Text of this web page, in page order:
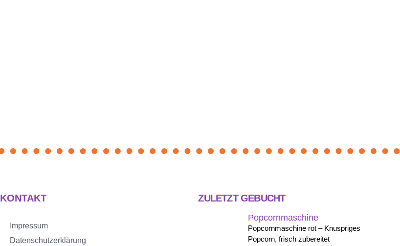
KONTAKT
Impressum
Datenschutzerklärung
ZULETZT GEBUCHT
Popcornmaschine
Popcornmaschine rot – Knuspriges
Popcorn, frisch zubereitet